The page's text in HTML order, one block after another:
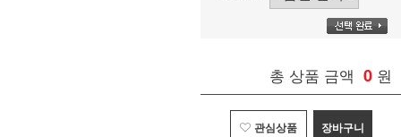
총 상품 금액 0 원
관심상품 장바구니